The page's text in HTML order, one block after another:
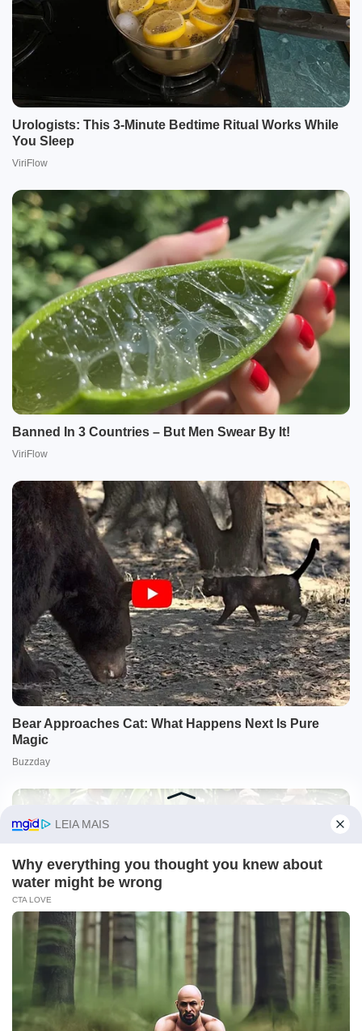
O site Campo Maior Em Foco utiliza cookies e outras
tecnologias semelhantes para recomendar conteúdo de seu
interesse. Ao prosseguir, você concorda com tal
monitoramento.
Leia mais CONCORDO